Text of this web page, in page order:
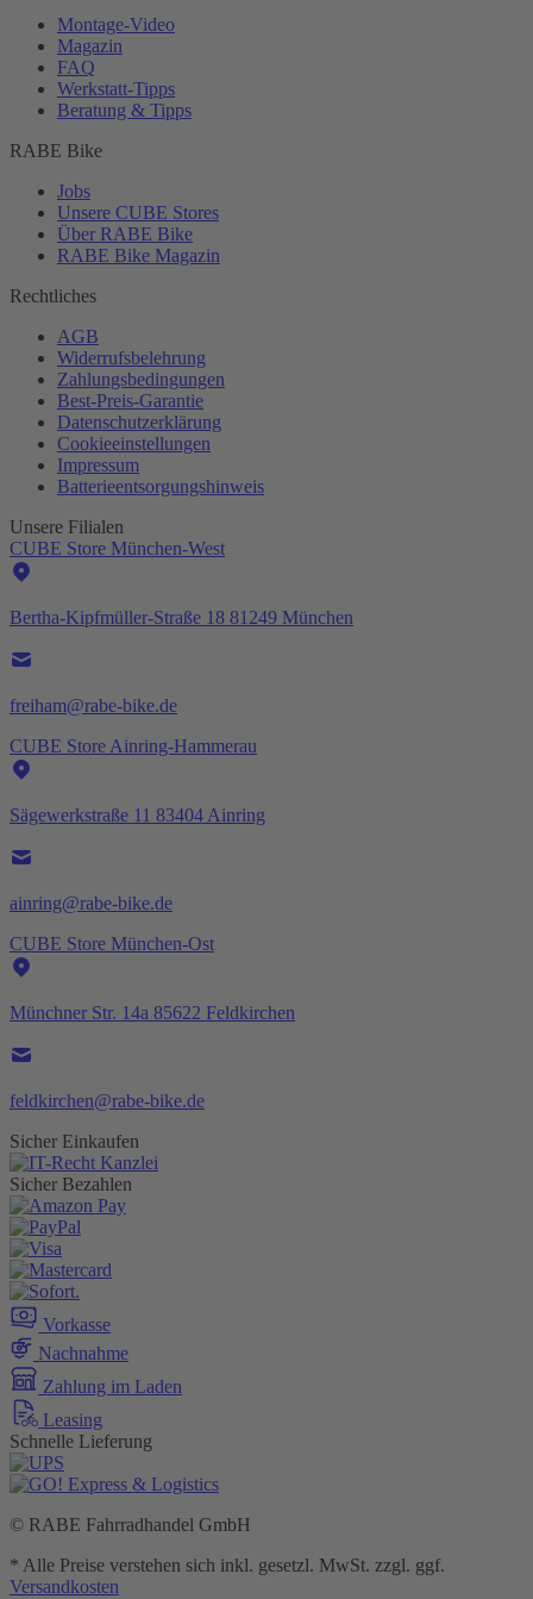
Montage-Video
Magazin
FAQ
Werkstatt-Tipps
Beratung & Tipps
RABE Bike
Jobs
Unsere CUBE Stores
Über RABE Bike
RABE Bike Magazin
Rechtliches
AGB
Widerrufsbelehrung
Zahlungsbedingungen
Best-Preis-Garantie
Datenschutzerklärung
Cookieeinstellungen
Impressum
Batterieentsorgungshinweis
Unsere Filialen
CUBE Store München-West
Bertha-Kipfmüller-Straße 18 81249 München
freiham@rabe-bike.de
CUBE Store Ainring-Hammerau
Sägewerkstraße 11 83404 Ainring
ainring@rabe-bike.de
CUBE Store München-Ost
Münchner Str. 14a 85622 Feldkirchen
feldkirchen@rabe-bike.de
Sicher Einkaufen
Sicher Bezahlen
Vorkasse
Nachnahme
Zahlung im Laden
Leasing
Schnelle Lieferung
© RABE Fahrradhandel GmbH
* Alle Preise verstehen sich inkl. gesetzl. MwSt. zzgl. ggf.
Versandkosten